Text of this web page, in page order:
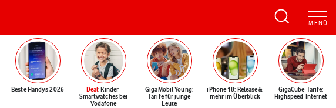
Beste Handys 2026 Deal: Kinder-
Smartwatches bei
Vodafone
GigaMobil Young:
Tarife für junge
Leute
iPhone 18: Release &
mehr im Überblick
GigaCube-Tarife:
Highspeed-Internet